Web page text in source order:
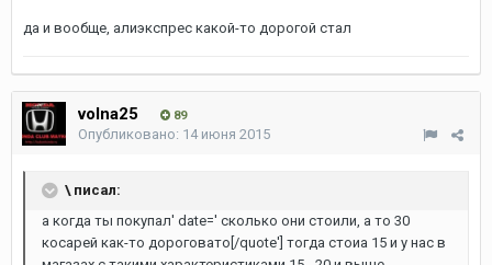
да и вообще, алиэкспрес какой-то дорогой стал
volna25 89
Опубликовано: 14 июня 2015
\ писал:
а когда ты покупал' date=' сколько они стоили, а то 30
косарей как-то дороговато[/quote'] тогда стоиа 15 и у нас в